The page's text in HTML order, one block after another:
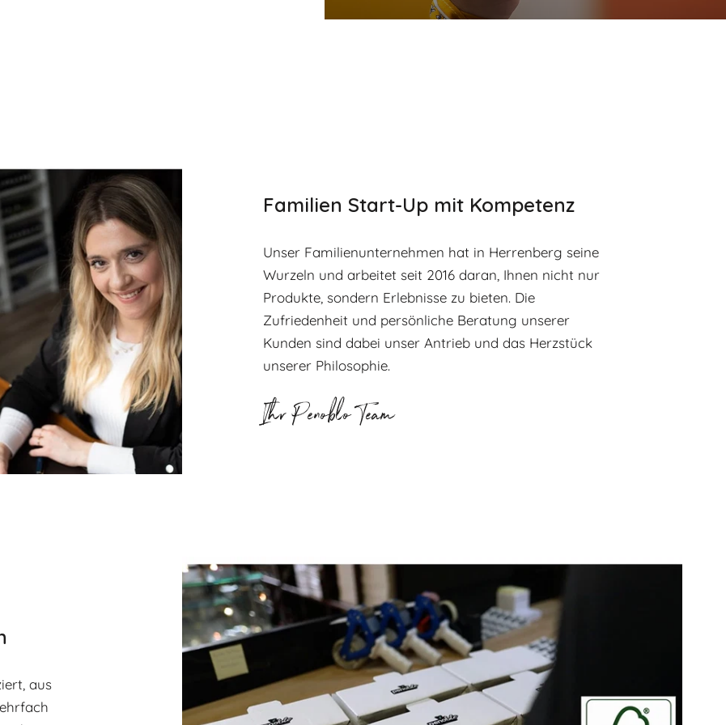
Familien Start-Up mit Kompetenz
Unser Familienunternehmen hat in Herrenberg seine
Wurzeln und arbeitet seit 2016 daran, Ihnen nicht nur
Produkte, sondern Erlebnisse zu bieten. Die
Zufriedenheit und persönliche Beratung unserer
Kunden sind dabei unser Antrieb und das Herzstück
unserer Philosophie.
Ihr Penoblo Team
aus